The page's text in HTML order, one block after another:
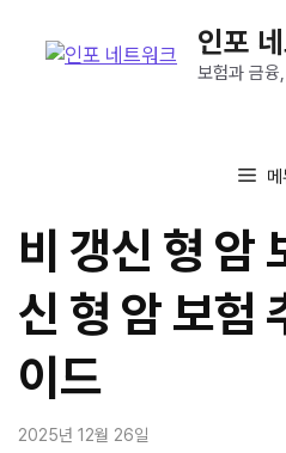
인포
보험과 금융
비 갱신 형 암
신 형 암 보험
이드
2025년 12월 26일